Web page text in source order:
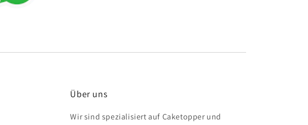
Über uns
Wir sind spezialisiert auf Caketopper und